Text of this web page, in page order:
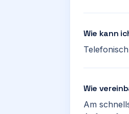
Wie kann
Wie
Am